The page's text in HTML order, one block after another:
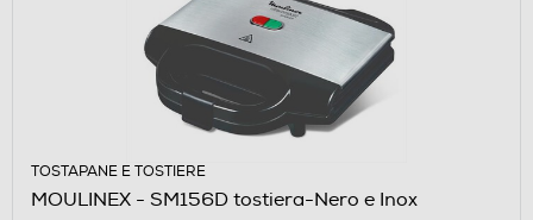
TOSTAPANE E TOSTIERE
MOULINEX - SM156D tostiera-Nero e Inox